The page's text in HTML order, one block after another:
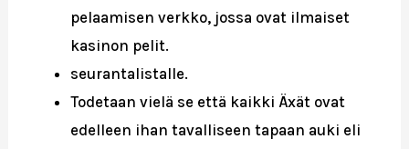
pelaamisen verkko, jossa ovat ilmaiset
kasinon pelit.
seurantalistalle.
Todetaan vielä se että kaikki Äxät ovat
edelleen ihan tavalliseen tapaan auki eli